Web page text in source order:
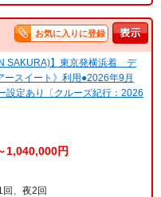
お気に入りに登録
SAKURA)】東京発横浜着 デ
ースイート》利用●2026年9月
定あり〔クルーズ紀行：2026
1,040,000円
回、夜2回